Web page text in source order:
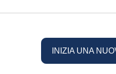
INIZIA UNA